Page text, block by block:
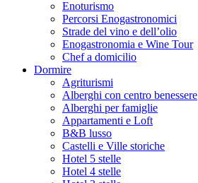
Enoturismo
Percorsi Enogastronomici
Strade del vino e dell’olio
Enogastronomia e Wine Tour
Chef a domicilio
Dormire
Agriturismi
Alberghi con centro benessere
Alberghi per famiglie
Appartamenti e Loft
B&B lusso
Castelli e Ville storiche
Hotel 5 stelle
Hotel 4 stelle